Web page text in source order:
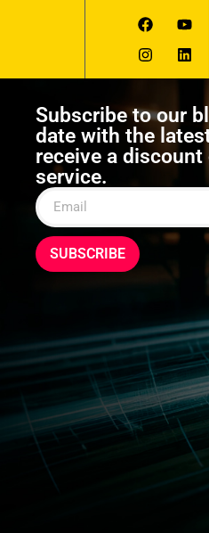
Subscribe to our
date with the
receive a
service.
SUBSCRIBE